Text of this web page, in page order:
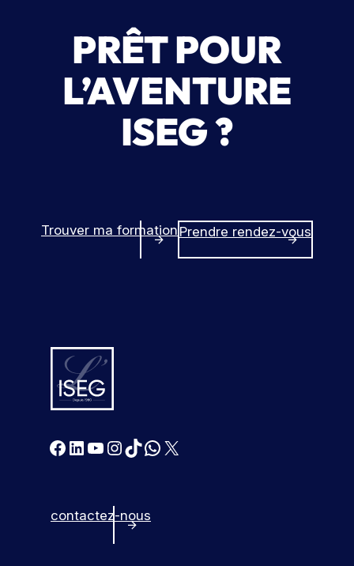
PRÊT POUR
L’AVENTURE
ISEG ?
Trouver ma formation Prendre rendez-vous
Facebook LinkedIn YouTube InstagramTikTok WhatsApp X
contactez-nous